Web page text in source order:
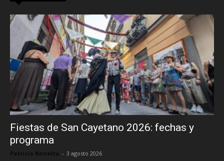
Fiestas de San Cayetano 2026: fechas y
programa
Patricia Berretta - 3 agosto 2026